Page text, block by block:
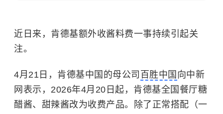
近日来，肯德基额外收酱料费一事持续引起关
注。
4月21日，肯德基中国的母公司 百胜中国 向中新
网表示，2026年4月20日起，肯德基全国餐厅糖
醋酱、甜辣酱改为收费产品。除了正常搭配（一